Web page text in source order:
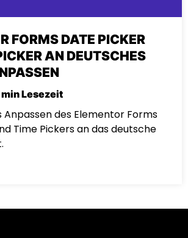
FORMS DATE PICKER
AN DEUTSCHES
min Lesezeit
Anpassen des Elementor Forms
Time Pickers an das deutsche